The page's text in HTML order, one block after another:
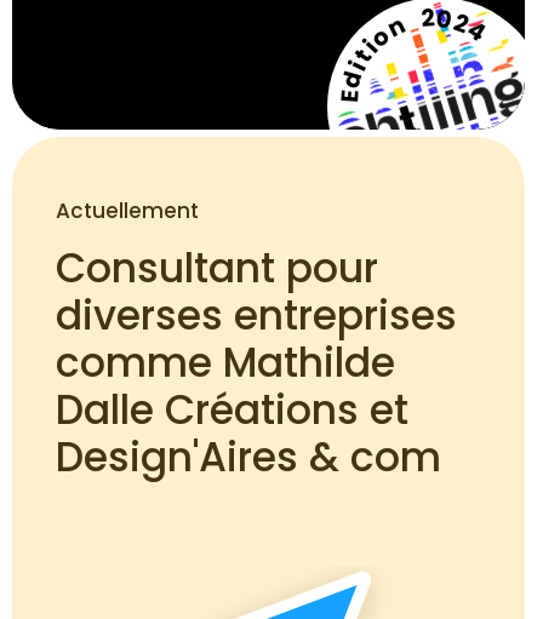
Edition 2024
Actuellement
Consultant pour
diverses entreprises
comme Mathilde
Dalle Créations et
Design'Aires & com